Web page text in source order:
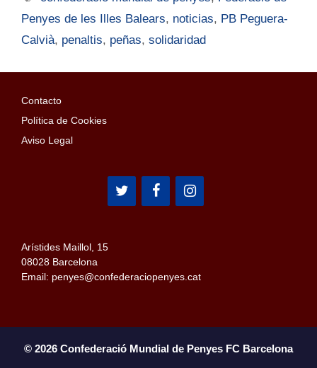
Penyes de les Illes Balears, noticias, PB Peguera-
Calvià, penaltis, peñas, solidaridad
Contacto
Política de Cookies
Aviso Legal
Arístides Maillol, 15
08028 Barcelona
Email: penyes@confederaciopenyes.cat
© 2026 Confederació Mundial de Penyes FC Barcelona